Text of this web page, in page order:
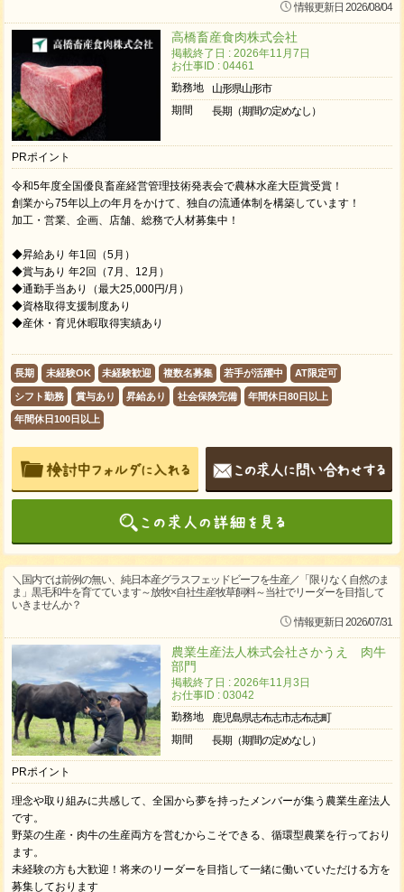
情報更新日 2026/08/04
高橋畜産食肉株式会社
掲載終了日 : 2026年11月7日
お仕事ID : 04461
勤務地
山形県山形市
期間
長期（期間の定めなし）
PRポイント
令和5年度全国優良畜産経営管理技術発表会で農林水産大臣賞受賞！
創業から75年以上の年月をかけて、独自の流通体制を構築しています！
加⼯・営業、企画、店舗、総務で人材募集中！
◆昇給あり 年1回（5月）
◆賞与あり 年2回（7月、12月）
◆通勤手当あり（最大25,000円/月）
◆資格取得支援制度あり
◆産休・育児休暇取得実績あり
長期 未経験OK 未経験歓迎 複数名募集 若手が活躍中 AT限定可
シフト勤務 賞与あり 昇給あり 社会保険完備 年間休日80日以上
年間休日100日以上
＼国内では前例の無い、純日本産グラスフェッドビーフを生産／「限りなく自然のま
ま」黒毛和牛を育てています～放牧×自社生産牧草飼料～当社でリーダーを目指して
いきませんか？
情報更新日 2026/07/31
農業生産法人株式会社さかうえ 肉牛
部門
掲載終了日 : 2026年11月3日
お仕事ID : 03042
勤務地
鹿児島県志布志市志布志町
期間
長期（期間の定めなし）
PRポイント
理念や取り組みに共感して、全国から夢を持ったメンバーが集う農業生産法人
です。
野菜の生産・肉牛の生産両方を営むからこそできる、循環型農業を行っており
ます。
未経験の方も大歓迎！将来のリーダーを目指して一緒に働いていただける方を
募集しております